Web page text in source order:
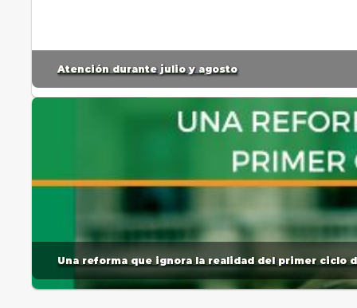
Atención durante julio y agosto
Una reforma que ignora la realidad del primer ciclo